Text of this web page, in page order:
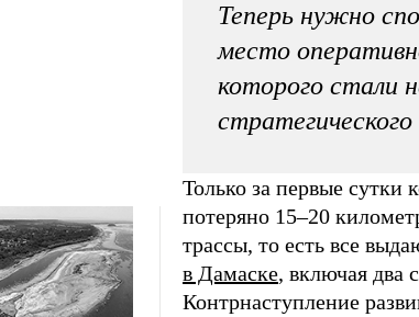
Теперь нужно
место
которого стали
стратегического
Только за первые сутки
потеряно 15–20
трассы, то есть все
в Дамаске, включая два
Контрнаступление